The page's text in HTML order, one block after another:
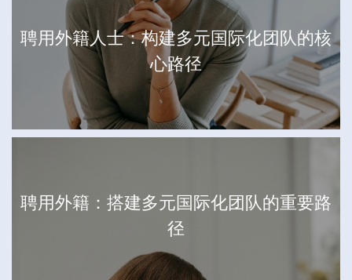
聘用外籍人士：构建多元国际化团队的核
心路径
聘用外籍：搭建多元国际化团队的重要路
径